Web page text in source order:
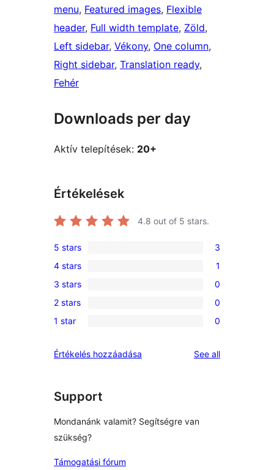
menu, Featured images, Flexible
header, Full width template, Zöld
Left sidebar, Vékony, One column
Right sidebar, Translation ready
Fehér
Downloads per day
Aktív telepítések: 20+
Értékelések
4.8 out of 5 stars.
3
5-
star
reviews
5 stars 3
1
4-
star
review
4 stars 1
0
3-
star
3 stars 0
0
2-
reviews
2 stars 0
0
star
1 star 0
Értékelés hozzáadása See allreviews
Support
Mondanánk valamit? Segítségre van
szükség?
Támogatási fórum